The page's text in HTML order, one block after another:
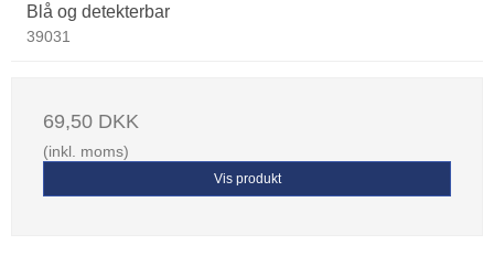
Blå og detekterbar
39031
69,50 DKK
(inkl. moms)
Vis produkt